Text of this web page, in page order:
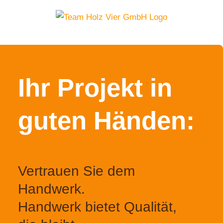
Ihr Projekt in
guten Händen:
Vertrauen Sie dem
Handwerk.
Handwerk bietet Qualität,